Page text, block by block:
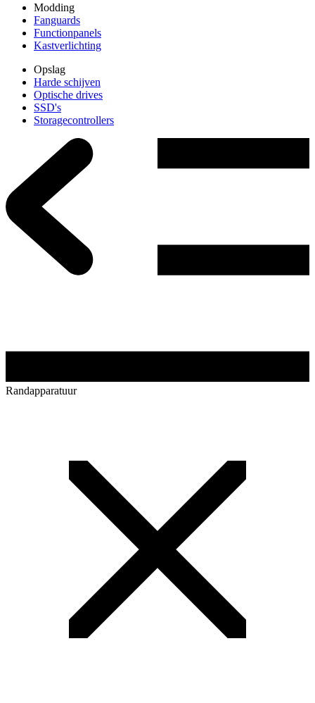
Modding
Fanguards
Functionpanels
Kastverlichting
Opslag
Harde schijven
Optische drives
SSD's
Storagecontrollers
Randapparatuur